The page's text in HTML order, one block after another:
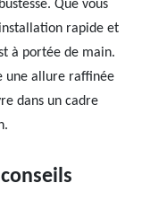
Que vous
rapide et
à portée de main.
une allure raffinée
dans un cadre